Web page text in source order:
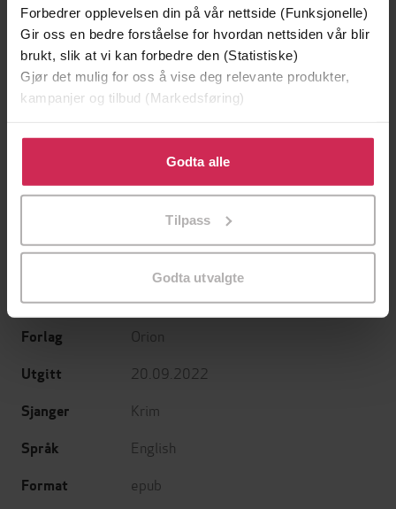
Forbedrer opplevelsen din på vår nettside (Funksjonelle)
Gir oss en bedre forståelse for hvordan nettsiden vår blir
brukt, slik at vi kan forbedre den (Statistiske)
Gjør det mulig for oss å vise deg relevante produkter,
kampanjer og tilbud (Markedsføring)
Klikk på «Godta alle» for å gi oss ditt samtykke til å
bruke cookies for alle disse formålene. Du kan også
tilpasse ditt samtykke til spesifikke formål ved å klikke
Godta alle
Tilpass
Godta utvalgte
199,-
Minnesota
349,-
Undertittel
From The Bestselling Author of BIRD
Forfattere Josh Malerman(forfatter)
Forlag Orion
Utgitt 20.09.2022
Sjanger Krim
Språk English
Format epub